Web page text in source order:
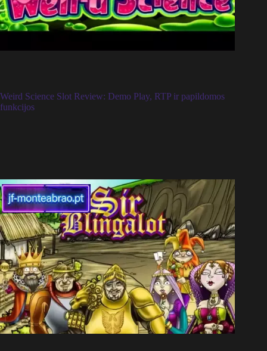
Weird Science Slot Review: Demo Play, RTP ir papildomos
funkcijos